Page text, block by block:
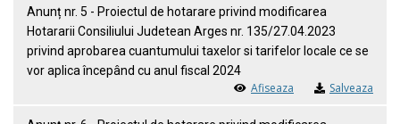
Anunț nr. 5 - Proiectul de hotarare privind modificarea
Hotararii Consiliului Judetean Arges nr. 135/27.04.2023
privind aprobarea cuantumului taxelor si tarifelor locale ce se
vor aplica începând cu anul fiscal 2024
Afiseaza Salveaza